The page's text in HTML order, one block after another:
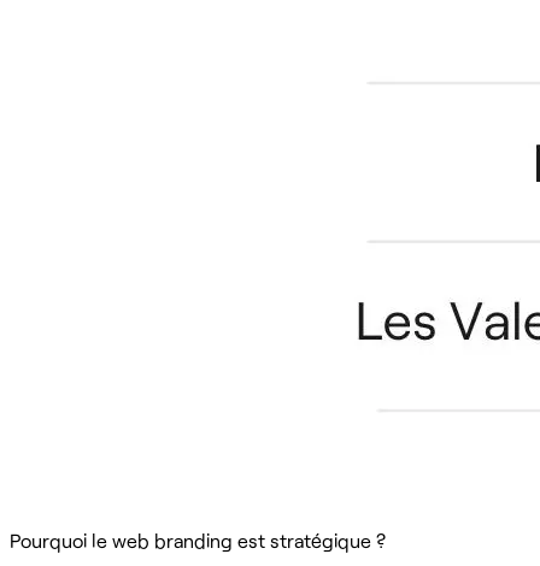
Pourquoi le web branding est stratégique ?